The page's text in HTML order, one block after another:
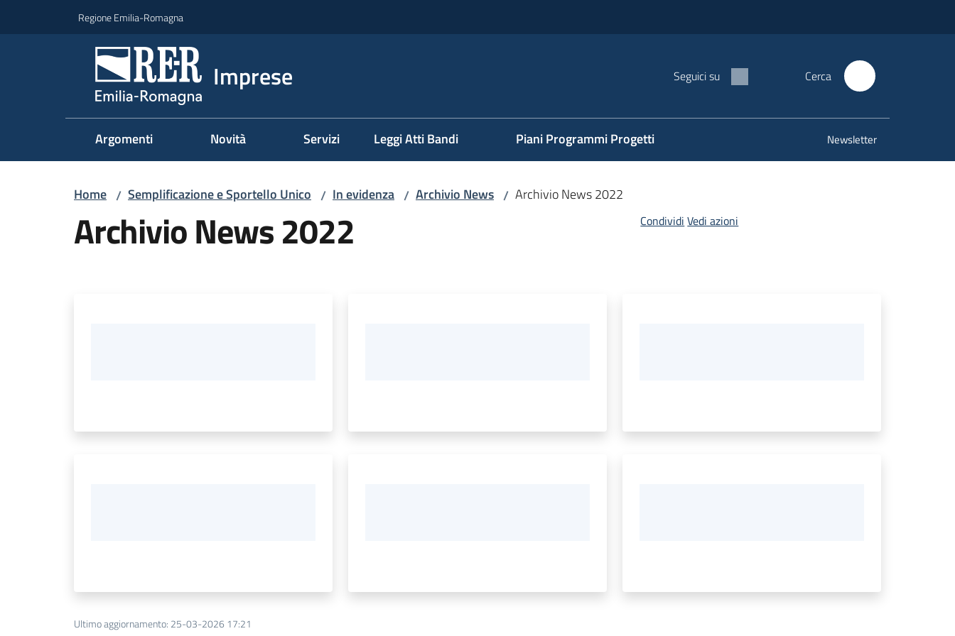
Regione Emilia-Romagna
Imprese Seguici su Cerca
Argomenti Novità Servizi Leggi Atti Bandi Piani Programmi Progetti Newsletter
Home / Semplificazione e Sportello Unico / In evidenza / Archivio News / Archivio News 2022
Archivio News 2022 Condividi Vedi azioni
Ultimo aggiornamento: 25-03-2026 17:21